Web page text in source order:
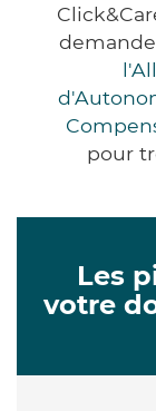
pour
Les
votre